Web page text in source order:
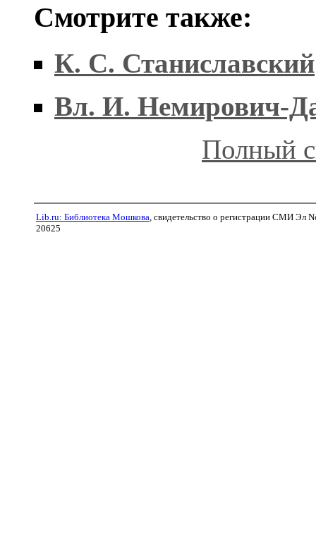
Смотрите также:
К. С. Станиславский
Вл. И. Немирович-
Полный
Lib.ru: Библиотека Мошкова , свидетельство о регистрации СМИ Эл
20625